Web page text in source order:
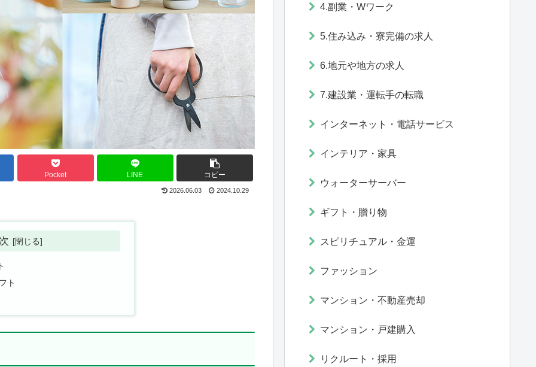
Pocket LINE コピー
2026.06.03 2024.10.29
ト
4.副業・Wワーク
5.住み込み・寮完備の求人
6.地元や地方の求人
7.建設業・運転手の転職
インターネット・電話サービス
インテリア・家具
ウォーターサーバー
ギフト・贈り物
スピリチュアル・金運
ファッション
マンション・不動産売却
マンション・戸建購入
リクルート・採用